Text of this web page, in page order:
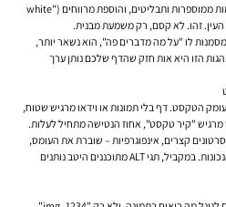
פסקאות של 1–3 משפטים, שימוש ברשימות ממוספרות ותבליטים, והוספת מרווחים ("white
לו "על מה מדברים פה", הוא נשאר יותר,
הזו היא אות חזק שהדף שלכם נותן ערך
הטקסט. דף בלי תמונות או וידאו מרגיש שטוח,
"קיר טקסט", אחוז הנטישה מתחיל לעלות.
סרטונים קצרים, אינפוגרפיות – שוברת את העומס,
יוצרת קצב, ומושכת את המבט לנקודות הנכונות. במקביל, תגי ALT מתוכננים היטב נותנים